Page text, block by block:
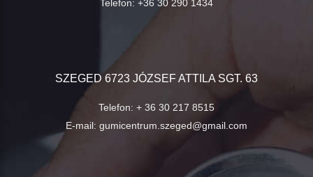
Telefon: +36 30 290 1434
SZEGED 6723 JÓZSEF ATTILA SGT. 63
Telefon: + 36 30 217 8515
E-mail: gumicentrum.szeged@gmail.com